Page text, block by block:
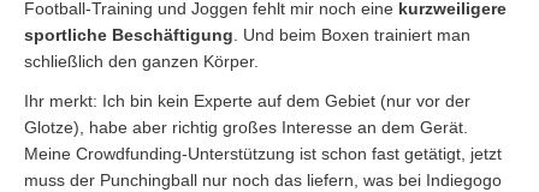
Football-Training und Joggen fehlt mir noch eine kurzweiligere
sportliche Beschäftigung . Und beim Boxen trainiert man
schließlich den ganzen Körper.
Ihr merkt: Ich bin kein Experte auf dem Gebiet (nur vor der
Glotze), habe aber richtig großes Interesse an dem Gerät.
Meine Crowdfunding-Unterstützung ist schon fast getätigt, jetzt
muss der Punchingball nur noch das liefern, was bei Indiegogo